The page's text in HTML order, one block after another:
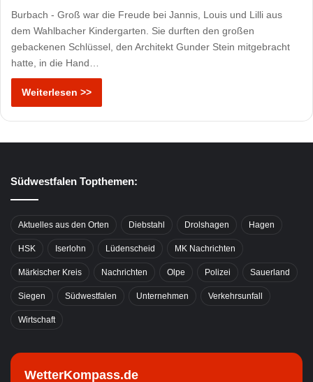
Burbach - Groß war die Freude bei Jannis, Louis und Lilli aus
dem Wahlbacher Kindergarten. Sie durften den großen
gebackenen Schlüssel, den Architekt Gunder Stein mitgebracht
hatte, in die Hand…
Weiterlesen >>
Südwestfalen Topthemen:
Aktuelles aus den Orten Diebstahl Drolshagen Hagen
HSK Iserlohn Lüdenscheid MK Nachrichten
Märkischer Kreis Nachrichten Olpe Polizei Sauerland
Siegen Südwestfalen Unternehmen Verkehrsunfall
Wirtschaft
WetterKompass.de